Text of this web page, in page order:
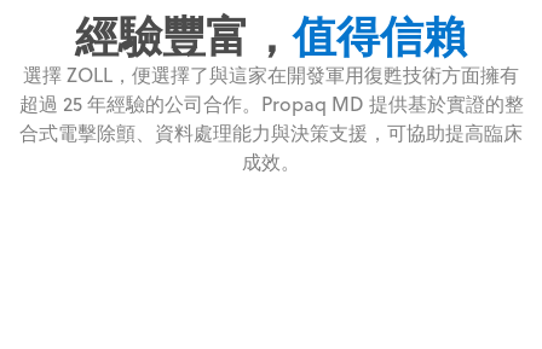
經驗豐富，值得信賴
選擇 ZOLL，便選擇了與這家在開發軍用復甦技術方面擁有
超過 25 年經驗的公司合作。Propaq MD 提供基於實證的整
合式電擊除顫、資料處理能力與決策支援，可協助提高臨床
成效。